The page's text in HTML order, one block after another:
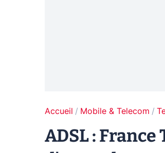
Accueil Mobile & Telecom
ADSL :